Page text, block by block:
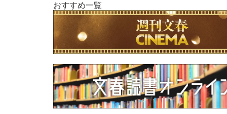
おすすめ一覧